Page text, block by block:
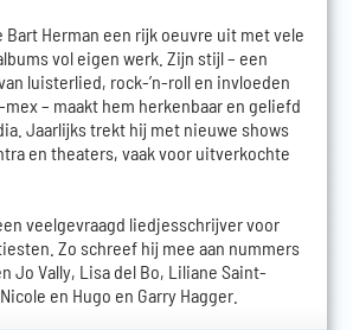
Herman een rijk oeuvre uit met vele
vol eigen werk. Zijn stijl – een
luisterlied, rock-’n-roll en invloeden
– maakt hem herkenbaar en geliefd
Jaarlijks trekt hij met nieuwe shows
en theaters, vaak voor uitverkochte
veelgevraagd liedjesschrijver voor
Zo schreef hij mee aan nummers
Jo Vally, Lisa del Bo, Liliane Saint-
en Hugo en Garry Hagger.